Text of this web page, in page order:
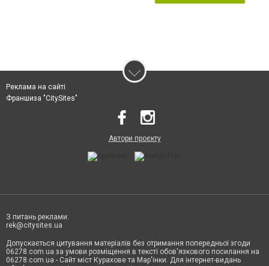
Реклама на сайті
Франшиза "CitySites"
Автори проєкту
З питань реклами:
rek@citysites.ua
Допускається цитування матеріалів без отримання попередньої згоди
06278.com.ua за умови розміщення в тексті обов'язкового посилання на
06278.com.ua - Сайт міст Курахове та Мар'їнки. Для інтернет-видань